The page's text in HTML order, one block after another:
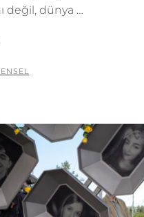
değil, dünya …
VON
WURDEN
GEDACHT!